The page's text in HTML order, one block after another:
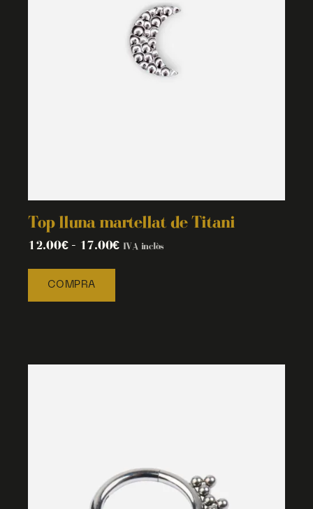
Top lluna martellat de Titani
12.00€– 17.00€ IVA inclòs
COMPRA